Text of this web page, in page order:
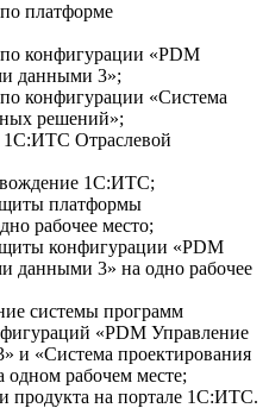
платформе
конфигурации «PDM
данными 3»;
конфигурации «Система
решений»;
1С:ИТС Отраслевой
1С:ИТС;
платформы
рабочее место;
конфигурации «PDM
данными 3» на одно рабочее
системы программ
«PDM Управление
и «Система проектирования
рабочем месте;
продукта на портале 1С:ИТС.